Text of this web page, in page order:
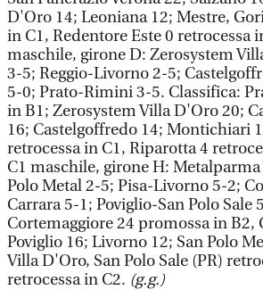
D'Oro 14; Leoniana 12; Mestre,
in C1, Redentore Este 0 retrocessa
maschile, girone D: Zerosystem
3-5; Reggio-Livorno 2-5;
5-0; Prato-Rimini 3-5. Classifica:
in B1; Zerosystem Villa D'Oro 20;
16; Castelgoffredo 14; Montichiari
retrocessa in C1, Riparotta 4
C1 maschile, girone H:
Polo Metal 2-5; Pisa-Livorno 5-2;
Carrara 5-1; Poviglio-San Polo Sale
Cortemaggiore 24 promossa in B2,
Poviglio 16; Livorno 12; San Polo
Villa D'Oro, San Polo Sale (PR)
retrocessa in C2. (g.g.)